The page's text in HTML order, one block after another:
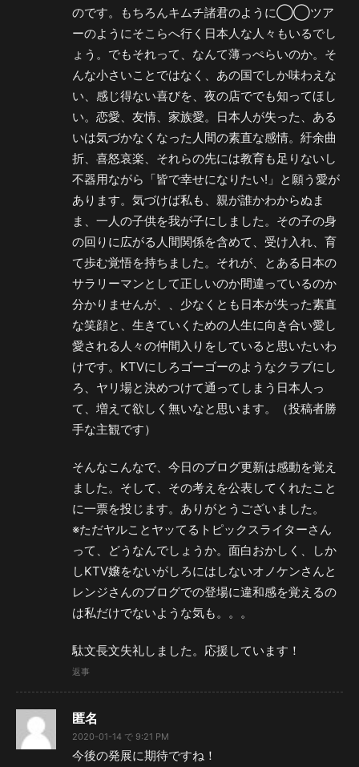
のです。もちろんキムチ諸君のように◯◯ツア
ーのようにそこらへ行く日本人な人々もいるでし
ょう。でもそれって、なんて薄っぺらいのか。そ
んな小さいことではなく、あの国でしか味わえな
い、感じ得ない喜びを、夜の店ででも知ってほし
い。恋愛、友情、家族愛。日本人が失った、ある
いは気づかなくなった人間の素直な感情。紆余曲
折、喜怒哀楽、それらの先には教育も足りないし
不器用ながら「皆で幸せになりたい!」と願う愛が
あります。気づけば私も、親が誰かわからぬま
ま、一人の子供を我が子にしました。その子の身
の回りに広がる人間関係を含めて、受け入れ、育
て歩む覚悟を持ちました。それが、とある日本の
サラリーマンとして正しいのか間違っているのか
分かりませんが、、少なくとも日本が失った素直
な笑顔と、生きていくための人生に向き合い愛し
愛される人々の仲間入りをしていると思いたいわ
けです。KTVにしろゴーゴーのようなクラブにし
ろ、ヤリ場と決めつけて通ってしまう日本人っ
て、増えて欲しく無いなと思います。（投稿者勝
手な主観です）
そんなこんなで、今日のブログ更新は感動を覚え
ました。そして、その考えを公表してくれたこと
に一票を投じます。ありがとうございました。
※ただヤルことヤッてるトピックスライターさん
って、どうなんでしょうか。面白おかしく、しか
しKTV嬢をないがしろにはしないオノケンさんと
レンジさんのブログでの登場に違和感を覚えるの
は私だけでないような気も。。。
駄文長文失礼しました。応援しています！
返事
匿名
2020-01-14 で 9:21 PM
今後の発展に期待ですね！